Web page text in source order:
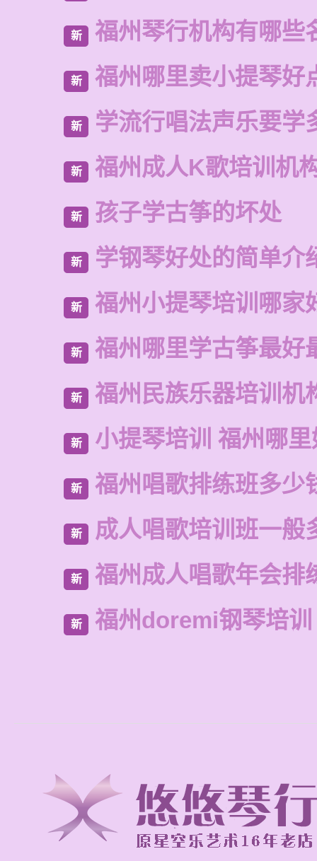
新 福州琴行机构有哪些
新 福州哪里卖小提琴好
新 学流行唱法声乐要学
新 福州成人K歌培训机
新 孩子学古筝的坏处
新 学钢琴好处的简单介
新 福州小提琴培训哪家
新 福州哪里学古筝最好
新 福州民族乐器培训机
新 小提琴培训 福州哪
新 福州唱歌排练班多少
新 成人唱歌培训班一般
新 福州成人唱歌年会排
新 福州doremi钢琴培训